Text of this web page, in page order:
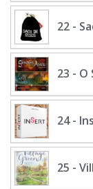
22 -
23 - O
24 -
25 -